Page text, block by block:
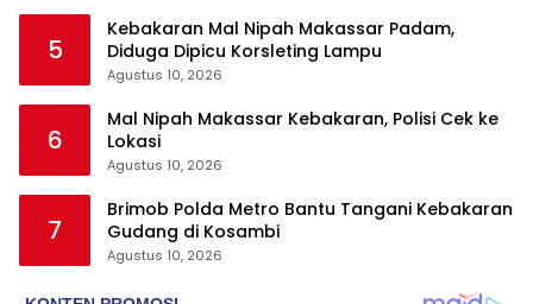
5
Kebakaran Mal Nipah Makassar Padam,
Diduga Dipicu Korsleting Lampu
Agustus 10, 2026
6
Mal Nipah Makassar Kebakaran, Polisi Cek ke
Lokasi
Agustus 10, 2026
7
Brimob Polda Metro Bantu Tangani Kebakaran
Gudang di Kosambi
Agustus 10, 2026